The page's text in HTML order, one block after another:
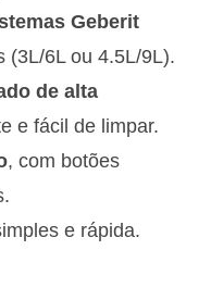
Geberit
(3L/6L ou 4.5L/9L).
de alta
e fácil de limpar.
, com botões
e rápida.